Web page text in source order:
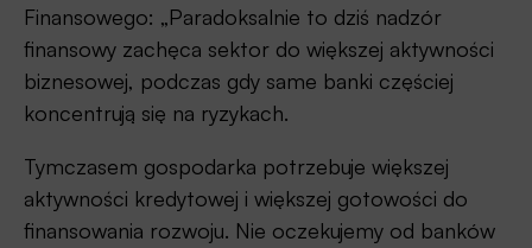
Finansowego: „Paradoksalnie to dziś nadzór
finansowy zachęca sektor do większej aktywności
biznesowej, podczas gdy same banki częściej
koncentrują się na ryzykach.
Tymczasem gospodarka potrzebuje większej
aktywności kredytowej i większej gotowości do
finansowania rozwoju. Nie oczekujemy od banków